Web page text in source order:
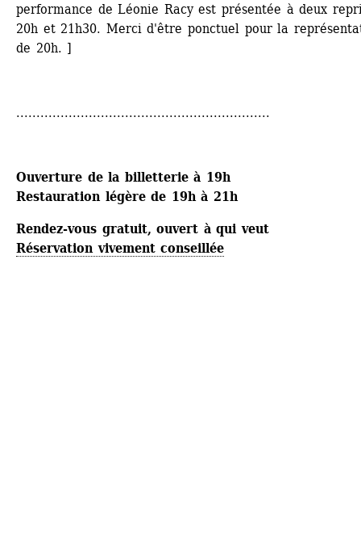
performance de Léonie Racy est présentée à deux
20h et 21h30. Merci d'être ponctuel pour la
de 20h. ]
...............................................................
Ouverture de la billetterie à 19h
Restauration légère de 19h à 21h
Rendez-vous gratuit, ouvert à qui veut
Réservation vivement conseillée